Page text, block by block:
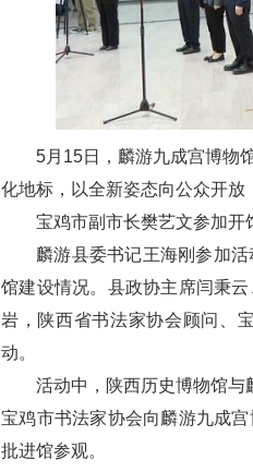
5月15日，麟游九成宫博物
化地标，以全新姿态向公众开放
宝鸡市副市长樊艺文参加开
麟游县委书记王海刚参加
馆建设情况。县政协主席闫秉
岩，陕西省书法家协会顾问、
动。
活动中，陕西历史博物馆与
宝鸡市书法家协会向麟游九成
批进馆参观。